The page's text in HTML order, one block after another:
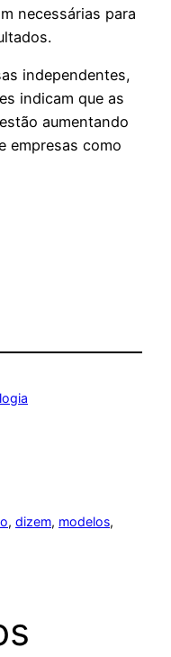
necessárias para
independentes,
indicam que as
aumentando
empresas como
, dizem, modelos